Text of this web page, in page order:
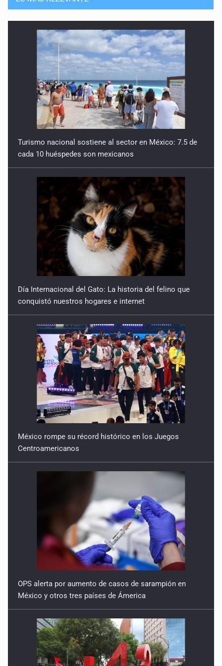
Turismo nacional sostiene al sector en México: 7.5 de
cada 10 huéspedes son mexicanos
Día Internacional del Gato: La historia del felino que
conquistó nuestros hogares e internet
México rompe su récord histórico en los Juegos
Centroamericanos
OPS alerta por aumento de casos de sarampión en
México y otros tres países de Ámerica